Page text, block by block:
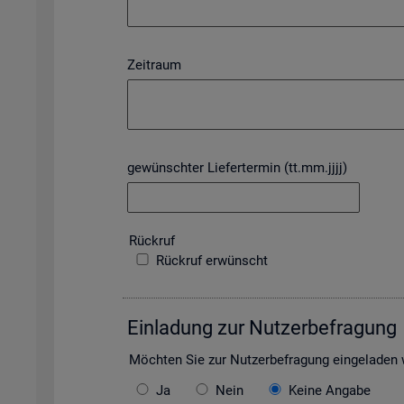
Zeitraum
gewünschter Liefertermin (tt.mm.jjjj)
Rück­ruf
Rückruf erwünscht
Ein­la­dung zur Nut­zer­be­fra­gung
Möch­ten Sie zur Nut­zer­be­fra­gung ein­ge­la­den
Ja
Nein Keine Angabe